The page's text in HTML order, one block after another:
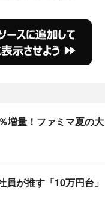
増量！ファミマ夏の大
員が推す「10万円台」